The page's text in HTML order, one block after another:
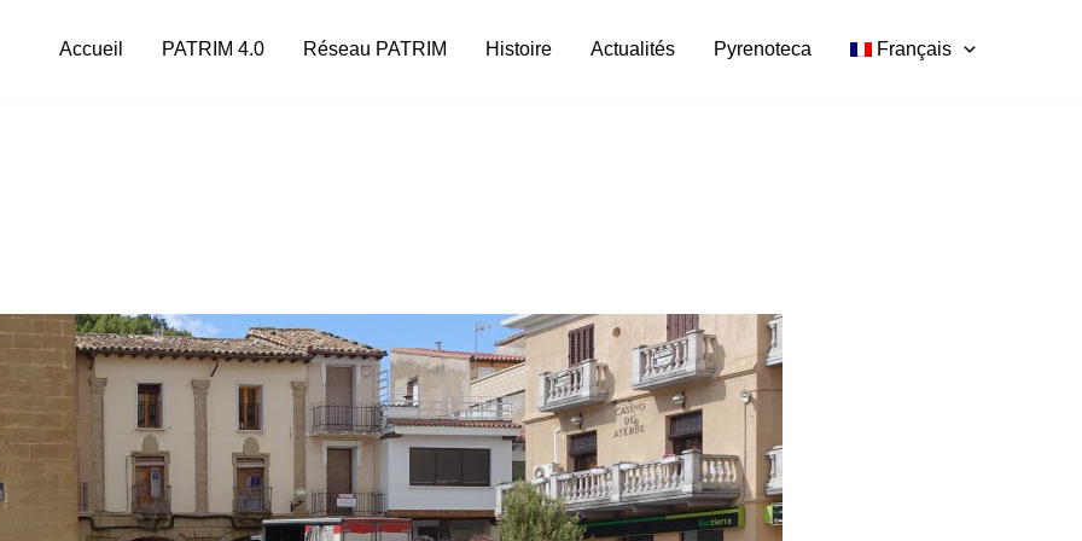
Accueil PATRIM 4.0 Réseau PATRIM Histoire Actualités Pyrenoteca Français